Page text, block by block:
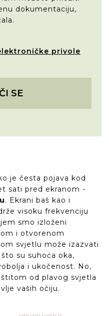
dokumentaciju,
privole
SE
je česta pojava kod
sati pred ekranom -
. Ekrani baš kao i
visoku frekvenciju
smo izloženi
i otvorenom
svjetlu može izazvati
su suhoća oka,
i ukočenost. No,
od plavog svjetla
vaših očiju.